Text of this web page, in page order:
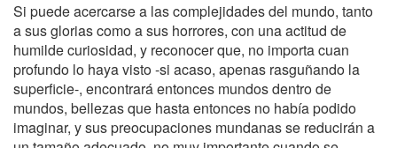
Si puede acercarse a las complejidades del mundo, tanto
a sus glorias como a sus horrores, con una actitud de
humilde curiosidad, y reconocer que, no importa cuan
profundo lo haya visto -si acaso, apenas rasguñando la
superficie-, encontrará entonces mundos dentro de
mundos, bellezas que hasta entonces no había podido
imaginar, y sus preocupaciones mundanas se reducirán a